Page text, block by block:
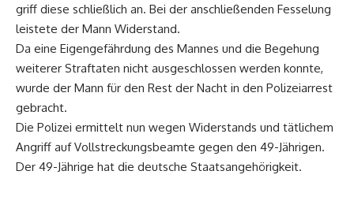
griff diese schließlich an. Bei der anschließenden Fesselung
leistete der Mann Widerstand.
Da eine Eigengefährdung des Mannes und die Begehung
weiterer Straftaten nicht ausgeschlossen werden konnte,
wurde der Mann für den Rest der Nacht in den Polizeiarrest
gebracht.
Die Polizei ermittelt nun wegen Widerstands und tätlichem
Angriff auf Vollstreckungsbeamte gegen den 49-Jährigen.
Der 49-Jährige hat die deutsche Staatsangehörigkeit.